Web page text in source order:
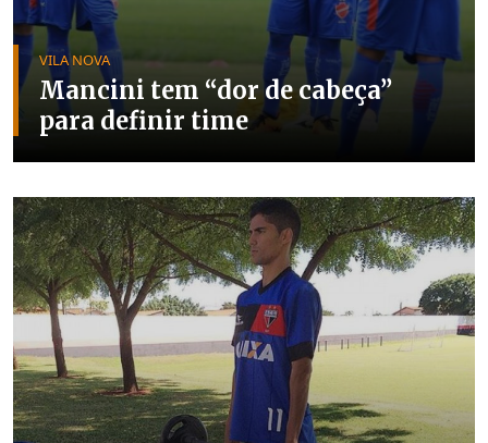
VILA NOVA
Mancini tem “dor de cabeça”
para definir time